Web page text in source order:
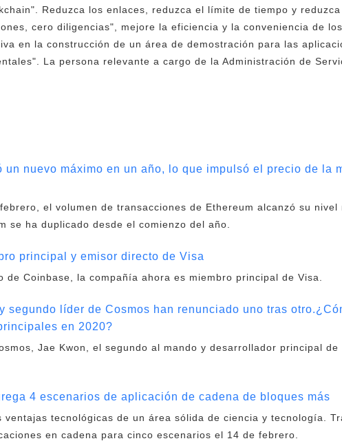
Reduzca los enlaces, reduzca el límite de tiempo y reduzca
cero diligencias", mejore la eficiencia y la conveniencia de
en la construcción de un área de demostración para las
La persona relevante a cargo de la Administración de
un nuevo máximo en un año, lo que impulsó el precio de la
el volumen de transacciones de Ethereum alcanzó su nivel
se ha duplicado desde el comienzo del año.
principal y emisor directo de Visa
Coinbase, la compañía ahora es miembro principal de Visa.
segundo líder de Cosmos han renunciado uno tras
en 2020?
Jae Kwon, el segundo al mando y desarrollador principal de
4 escenarios de aplicación de cadena de bloques más
tecnológicas de un área sólida de ciencia y tecnología.
en cadena para cinco escenarios el 14 de febrero.